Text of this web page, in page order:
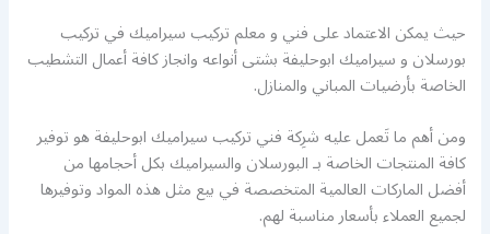
حيث يمكن الاعتماد على فني و معلم تركيب سيراميك في تركيب
بورسلان و سيراميك ابوحليفة بشتى أنواعه وانجاز كافة أعمال التشطيب
الخاصة بأرضيات المباني والمنازل.
ومن أهم ما تَعمل عليه شرِكة فني تركيب سيراميك ابوحليفة هو توفير
كافة المنتجات الخاصة بـ البورسلان والسيراميك بكل أحجامها من
أفضل الماركات العالمية المتخصصة في بيع مثل هذه المواد وتوفيرها
لجميع العملاء بأسعار مناسبة لهم.